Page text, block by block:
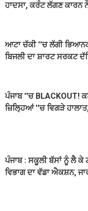
ਹਾਦਸਾ, ਕਰੰਟ ਲੱਗਣ ਕਾਰਨ
ਆਟਾ ਚੱਕੀ ''ਚ ਲੱਗੀ
ਬਿਜਲੀ ਦਾ ਸ਼ਾਰਟ ਸਰਕਟ
ਪੰਜਾਬ ''ਚ BLACKOUT!
ਜ਼ਿਲ੍ਹਿਆਂ ''ਚ ਵਿਗੜੇ
ਪੰਜਾਬ : ਸਕੂਲੀ ਬੱਸਾਂ ਨੂੰ ਲੈ ਕੇ
ਵਿਭਾਗ ਦਾ ਵੱਡਾ ਐਕਸ਼ਨ,